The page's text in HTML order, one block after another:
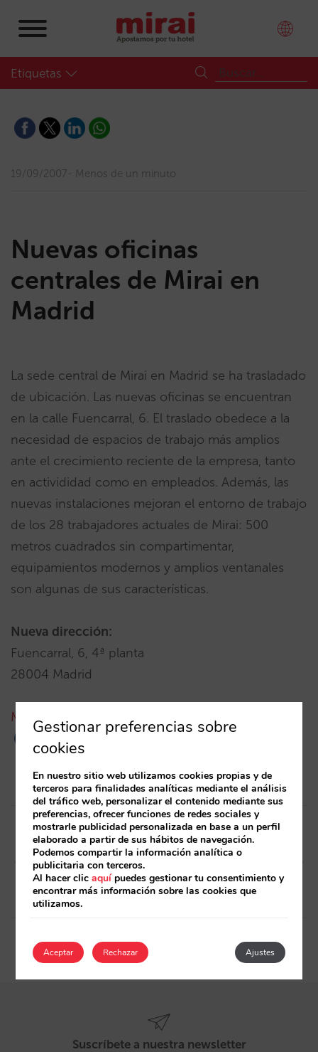
Etiquetas
19/09/2007 Menos de un minuto
Nuevas oficinas
centrales de Mirai en
Madrid
La sede central de Mirai en Madrid se ha trasladado
de ubicación. Las nuevas oficinas se encuentran
en la calle Fuencarral, 6. El traslado obedece a la
necesidad de espacios de trabajo más amplios
ante el crecimiento reciente de la empresa, tanto
en activididad como en empleados. Además, las
nuevas instalaciones mejoran el entorno de trabajo
de los 28 trabajadores actuales de Mirai: 500
metros cuadrados sin compartimentar,
equipamientos modernos y amplios ventanales
son algunas de sus características.
Nueva dirección:
Fuencarral, 6, 4ª planta
28004 Madrid
Mapa
Post
navigation
Artículo anterior
Contra la paridad de precios
/ 1
Artículo siguiente
Nuestro sistema de reservas
es ahora compatible con
Google Analytics
Suscríbete a nuestra newsletter
Gestionar preferencias sobre
cookies
En nuestro sitio web utilizamos cookies propias y de
terceros para finalidades analíticas mediante el análisis
del tráfico web, personalizar el contenido mediante sus
preferencias, ofrecer funciones de redes sociales y
mostrarle publicidad personalizada en base a un perfil
elaborado a partir de sus hábitos de navegación.
Podemos compartir la información analítica o
publicitaria con terceros.
Al hacer clicaquípuedes gestionar tu consentimiento y
encontrar más información sobre las cookies que
utilizamos.
Aceptar Ajustes
Rechazar